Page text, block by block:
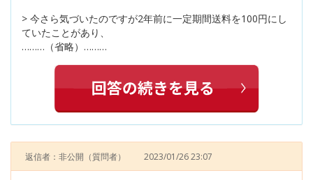
> 今さら気づいたのですが2年前に一定期間送料を100円にし
ていたことがあり、
………（省略）………
返信者：非公開 （質問者） 2023/01/26 23:07